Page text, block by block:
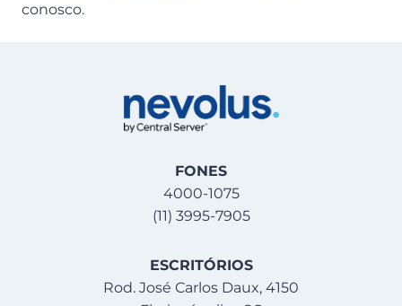
conosco.
FONES
4000-1075
(11) 3995-7905
ESCRITÓRIOS
Rod. José Carlos Daux, 4150